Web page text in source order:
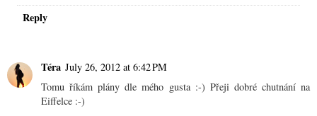
Reply
Téra July 26, 2012 at 6:42 PM
Tomu říkám plány dle mého gusta :-) Přeji dobré chutnání na
Eiffelce :-)